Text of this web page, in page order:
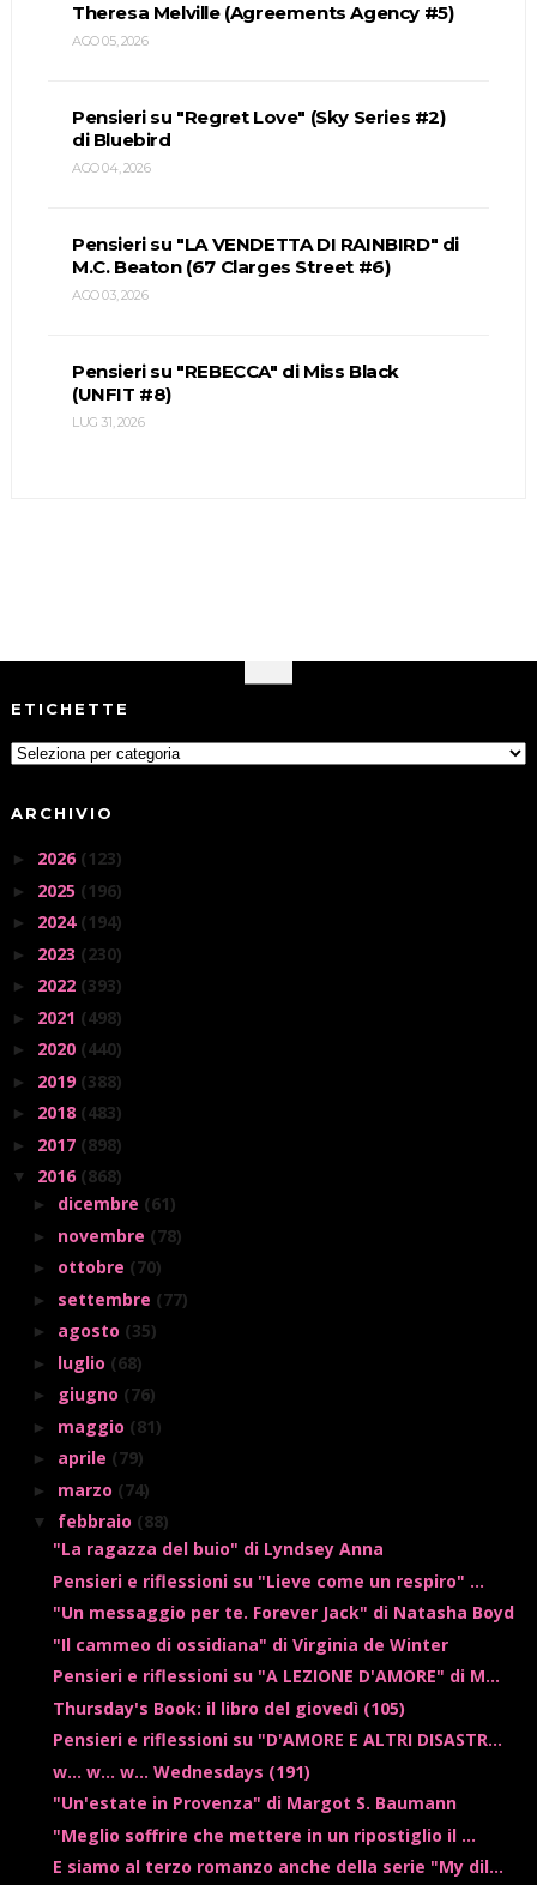
Theresa Melville (Agreements Agency #5)
AGO 05, 2026
Pensieri su "Regret Love" (Sky Series #2)
di Bluebird
AGO 04, 2026
Pensieri su "LA VENDETTA DI RAINBIRD" di
M.C. Beaton (67 Clarges Street #6)
AGO 03, 2026
Pensieri su "REBECCA" di Miss Black
(UNFIT #8)
LUG 31, 2026
ETICHETTE
ARCHIVIO
► 2026 (123)
► 2025 (196)
► 2024 (194)
► 2023 (230)
► 2022 (393)
► 2021 (498)
► 2020 (440)
► 2019 (388)
► 2018 (483)
► 2017 (898)
▼ 2016 (868)
► dicembre (61)
► novembre (78)
► ottobre (70)
► settembre (77)
► agosto (35)
► luglio (68)
► giugno (76)
► maggio (81)
► aprile (79)
► marzo (74)
▼ febbraio (88)
"La ragazza del buio" di Lyndsey Anna
Pensieri e riflessioni su "Lieve come un respiro" ...
"Un messaggio per te. Forever Jack" di Natasha Boyd
"Il cammeo di ossidiana" di Virginia de Winter
Pensieri e riflessioni su "A LEZIONE D'AMORE" di M...
Thursday's Book: il libro del giovedì (105)
Pensieri e riflessioni su "D'AMORE E ALTRI DISASTR...
w... w... w... Wednesdays (191)
"Un'estate in Provenza" di Margot S. Baumann
"Meglio soffrire che mettere in un ripostiglio il ...
E siamo al terzo romanzo anche della serie "My dil...